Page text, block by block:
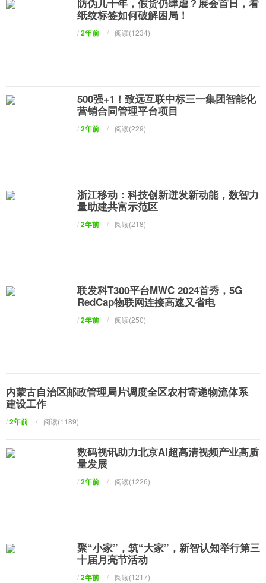
防伪几十年，假货仍肆虐？展会首日，看
纸纹标签如何破解困局！
/2年前 / 阅读(1234)
500强+1！致远互联中标三一集团智能化
营销合同管理平台项目
/2年前 / 阅读(229)
浙江移动：科技创新迸发新动能，数智力
量助建共富示范区
/2年前 / 阅读(218)
联发科T300平台MWC 2024首秀，5G
RedCap物联网连接高速又省电
/2年前 / 阅读(250)
内蒙古自治区邮政管理局片调度全区农村寄递物流体系
建设工作
/2年前 / 阅读(1189)
数码视讯助力北京AI超高清视频产业高质
量发展
/2年前 / 阅读(1226)
聚“小家”，筑“大家”，新智认知举行第三
十届月亮节活动
/2年前 / 阅读(1217)